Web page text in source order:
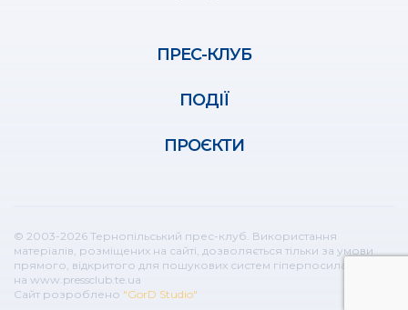
ПРЕС-КЛУБ
ПОДІЇ
ПРОЄКТИ
© 2003-2026 Тернопільський прес-клуб. Використання
матеріалів, розміщених на сайті, дозволяється тільки за умови
прямого, відкритого для пошукових систем гіперпосилання
на www.pressclub.te.ua
Сайт розроблено "GorD Studio"